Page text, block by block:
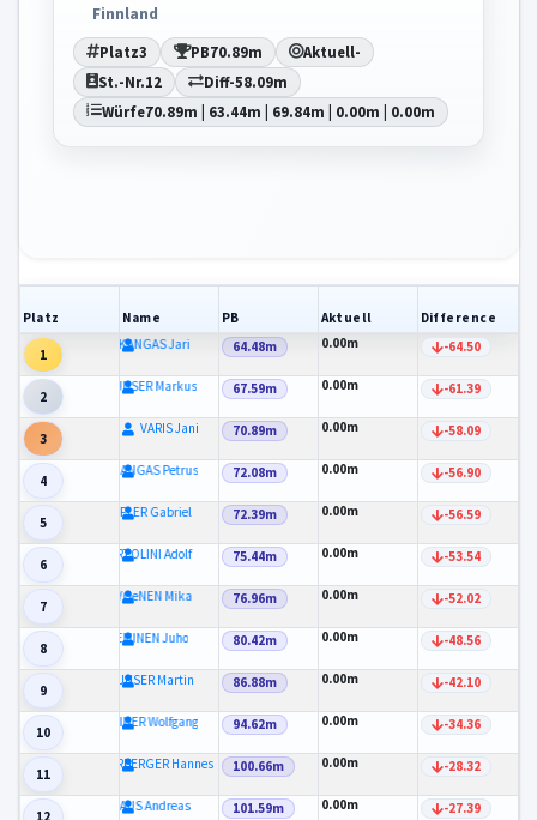
Finnland
Platz3 PB70.89m Aktuell-
St.-Nr.12 Diff-58.09m
Würfe70.89m | 63.44m | 69.84m | 0.00m | 0.00m
Platz Name PB Aktuell Difference
1
YLIKANGAS Jari 64.48m 0.00m -64.50
2
GRUNSER Markus 67.59m 0.00m -61.39
3
VARIS Jani 70.89m 0.00m -58.09
4
YLIKANGAS Petrus 72.08m 0.00m -56.90
5
KOFLER Gabriel 72.39m 0.00m -56.59
6
BERTOLINI Adolf 75.44m 0.00m -53.54
7
HYVOeNEN Mika 76.96m 0.00m -52.02
8
NIEMINEN Juho 80.42m 0.00m -48.56
9
GRUNSER Martin 86.88m 0.00m -42.10
10
KREINER Wolfgang 94.62m 0.00m -34.36
11
UNTERBERGER Hannes 100.66m 0.00m -28.32
12
KNAUS Andreas 101.59m 0.00m -27.39